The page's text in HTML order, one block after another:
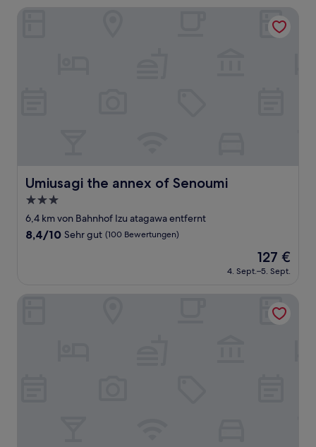
Bewertungen)
Umiusagi the annex of Senoumi
Umiusagi the annex of Senoumi
3.0-
Sterne-
Unterkunft
6,4 km von Bahnhof Izu atagawa entfernt
8.4
(100
8,4/10 Sehr gut (100 Bewertungen)
Der
Preis
beträgt
127 €
4. Sept.–5. Sept.